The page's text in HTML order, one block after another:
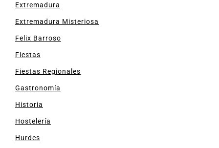
Extremadura
Extremadura Misteriosa
Felix Barroso
Fiestas
Fiestas Regionales
Gastronomía
Historia
Hostelería
Hurdes